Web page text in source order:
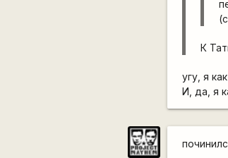
К
угу, я
И, да, я